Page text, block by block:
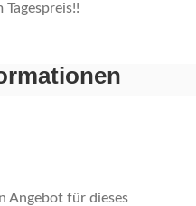
Angebot für dieses